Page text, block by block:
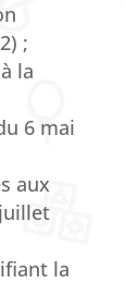
;
la
6 mai
aux
la